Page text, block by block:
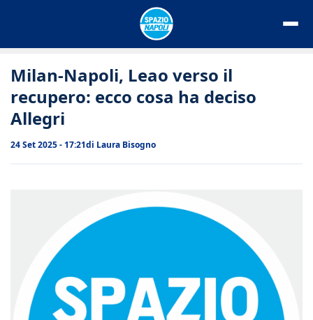
Milan-Napoli, Leao verso il
recupero: ecco cosa ha deciso
Allegri
24 Set 2025 - 17:21di Laura Bisogno